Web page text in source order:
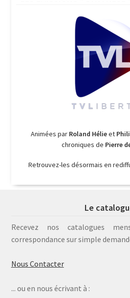
Animées par Roland Hélieet
chroniques de Pierre
Retrouvez-les désormais en
Le
Recevez nos catalogues
correspondance sur simple
Nous Contacter
... ou en nous écrivant à :